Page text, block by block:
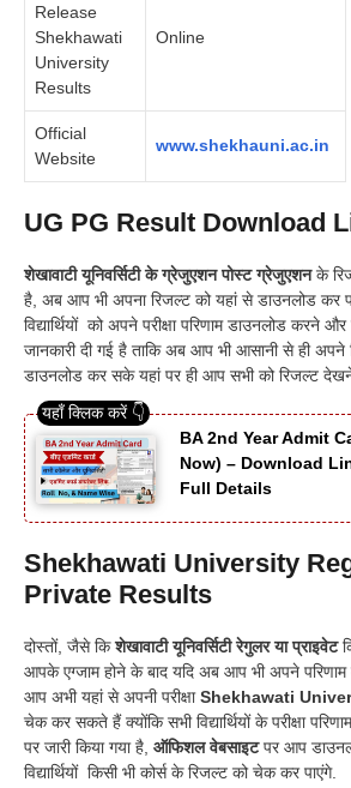
Release
Shekhawati
University
Results
Online
Official
Website
www.shekhauni.ac.in
UG PG Result Download
शेखावाटी यूनिवर्सिटी के ग्रेजुएशन पोस्ट ग्रेजुएशनके
है, अब आप भी अपना रिजल्ट को यहां से डाउनलोड कर
विद्यार्थियों को अपने परीक्षा परिणाम डाउनलोड करने
जानकारी दी गई है ताकि अब आप भी आसानी से ही अपने
डाउनलोड कर सके यहां पर ही आप सभी को रिजल्ट
BA 2nd Year Admit
Now) – Download
Full Details
Shekhawati University
Private Results
दोस्तों, जैसे किशेखावाटी यूनिवर्सिटी रेगुलर या प्राइवेट
आपके एग्जाम होने के बाद यदि अब आप भी अपने
आप अभी यहां से अपनी परीक्षाShekhawati
चेक कर सकते हैं क्योंकि सभी विद्यार्थियों के परीक्षा
पर जारी किया गया है, ऑफिशल वेबसाइटपर आप
विद्यार्थियों किसी भी कोर्स के रिजल्ट को चेक कर पाएंगे.